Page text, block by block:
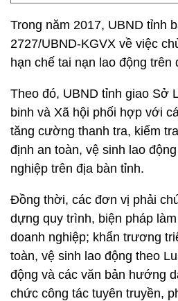
Trong năm 2017, UBND tỉnh
2727/UBND-KGVX về việc
hạn chế tai nạn lao động trên
Theo đó, UBND tỉnh giao Sở
binh và Xã hội phối hợp với
tăng cường thanh tra, kiểm
định an toàn, vệ sinh lao
nghiệp trên địa bàn tỉnh.
Đồng thời, các đơn vị phải
dựng quy trình, biện pháp
doanh nghiệp; khẩn trương
toàn, vệ sinh lao động theo
động và các văn bản hướng
chức công tác tuyên truyền,